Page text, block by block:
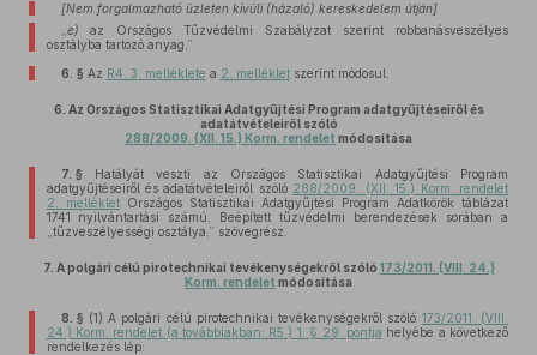
[Nem forgalmazható üzleten kívüli (házaló) kereskedelem útján]
e) az Országos Tűzvédelmi Szabályzat szerint robbanásveszélyes
osztályba tartozó anyag,”
6. § Az R4. 3. melléklete a 2. mellékletszerint módosul.
6. Az Országos Statisztikai Adatgyűjtési Program adatgyűjtéseiről és
adatátvételeiről szóló
288/2009. (XII. 15.) Korm. rendelet módosítása
7. § Hatályát veszti az Országos Statisztikai Adatgyűjtési Program
adatgyűjtéseiről és adatátvételeiről szóló 288/2009. (XII. 15.) Korm. rendelet
2. mellékletOrszágos Statisztikai Adatgyűjtési Program Adatkörök táblázat
1741 nyilvántartási számú, Beépített tűzvédelmi berendezések sorában a
„tűzveszélyességi osztálya,” szövegrész.
7. A polgári célú pirotechnikai tevékenységekről szóló 173/2011. (VIII. 24.)
Korm. rendelet módosítása
8. § (1) A polgári célú pirotechnikai tevékenységekről szóló 173/2011. (VIII.
24.) Korm. rendelet (a továbbiakban: R5.) 1. § 29. pontja helyébe a következő
rendelkezés lép: